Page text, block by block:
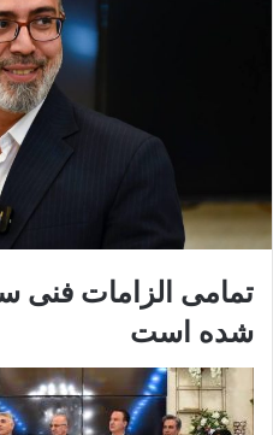
تمامی الزامات فنی
شده است